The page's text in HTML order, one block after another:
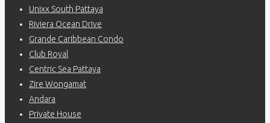
Unixx South Pattaya
Riviera Ocean Drive
Grande Caribbean Condo
Club Royal
Centric Sea Pattaya
Zire Wongamat
Andara
Private House